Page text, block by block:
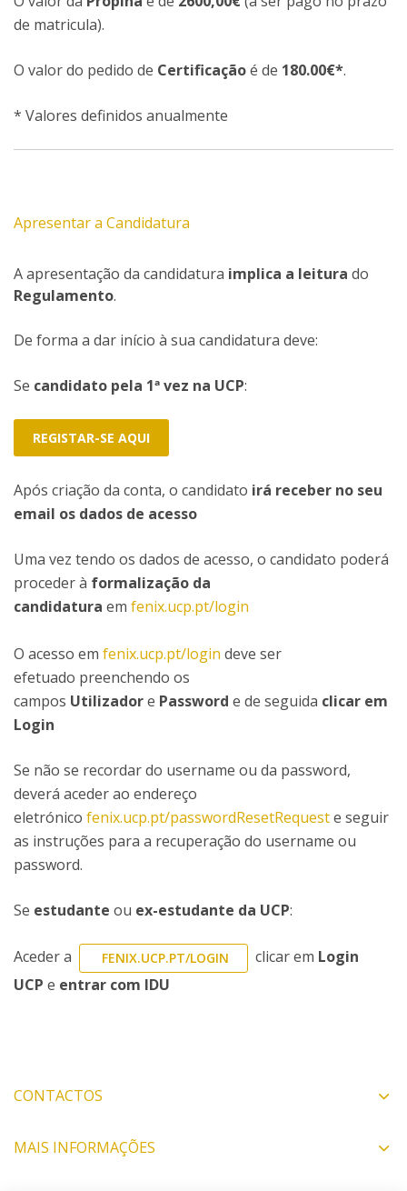
de matricula).
O valor do pedido de Certificaçãoé de 180.00€*.
* Valores definidos anualmente
Apresentar a Candidatura
A apresentação da candidatura implica a leitura do
Regulamento.
De forma a dar início à sua candidatura deve:
Se candidato pela 1ª vez na UCP:
REGISTAR-SE AQUI
Após criação da conta, o candidato irá receber no seu
email os dados de acesso
Uma vez tendo os dados de acesso, o candidato poderá
proceder à formalização da
candidatura em fenix.ucp.pt/login
O acesso em fenix.ucp.pt/login deve ser
efetuado preenchendo os
campos Utilizadore Password e de seguida clicar em
Login
Se não se recordar do username ou da password,
deverá aceder ao endereço
eletrónico fenix.ucp.pt/passwordResetRequeste seguir
as instruções para a recuperação do username ou
password.
Se estudante ou ex-estudante da UCP:
Aceder a FENIX.UCP.PT/LOGIN clicar em Login
UCP e entrar com IDU
CONTACTOS
MAIS INFORMAÇÕES